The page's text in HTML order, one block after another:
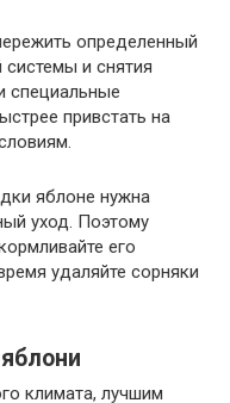
определенный
и снятия
специальные
привстать на
яблоне нужна
уход. Поэтому
его
удаляйте сорняки
климата, лучшим